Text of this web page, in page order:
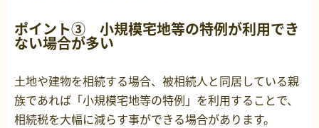
ポイント③ 小規模宅地等の特例が利用でき
ない場合が多い
土地や建物を相続する場合、被相続人と同居している親
族であれば「小規模宅地等の特例」を利用することで、
相続税を大幅に減らす事ができる場合があります。